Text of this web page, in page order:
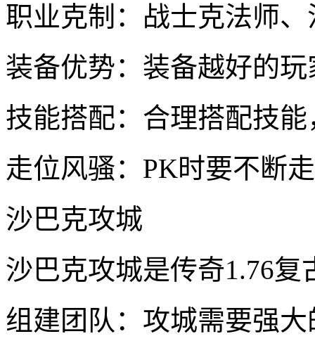
职业克制：战士克法师
装备优势：装备越好的
技能搭配：合理搭配技
走位风骚：PK时要不断
沙巴克攻城
沙巴克攻城是传奇1.76
组建团队：攻城需要强